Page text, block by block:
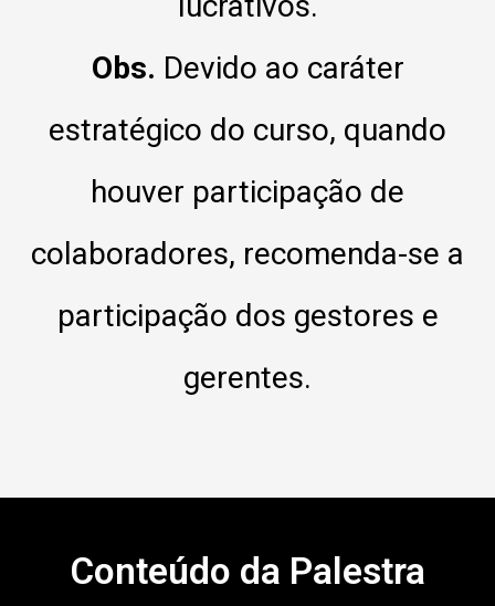
Obs. Devido ao caráter
estratégico do curso, quando
houver participação de
colaboradores, recomenda-se a
participação dos gestores e
gerentes.
Conteúdo da Palestra